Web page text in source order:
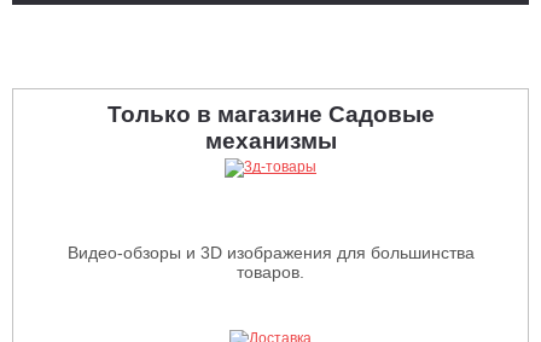
Только в магазине Садовые
механизмы
Видео-обзоры и 3D изображения для большинства
товаров.